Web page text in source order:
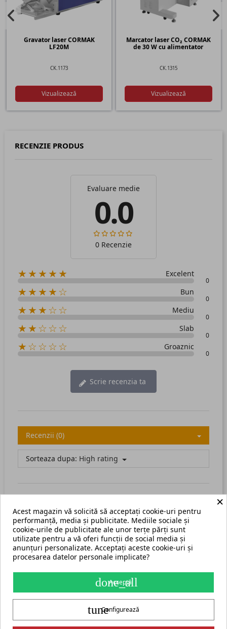
Gravator laser CORMAK
LF20M
CK.1173
Vizualizează
Marcator laser CO₂ CORMAK
de 30 W cu alimentator
CK.1315
Vizualizează
RECENZIE PRODUS
Evaluare medie
0.0
0 Recenzie
★★★★★ Excelent
0
★★★★☆ Bun
0
★★★☆☆ Mediu
0
★★☆☆☆ Slab
0
★☆☆☆☆ Groaznic
0
Scrie recenzia ta
Recenzii (0)
Sorteaza dupa: High rating
There are no available reviews.Scrie recenzia ta.
Termeni și condiții Harta site
S.C. ECHIPAMENTE ROMANIA s.r.l.
str. Grigore Ghica Voda nr. 3, Iași, cod postal 700503
contact@cormak.ro
+40 775 333 666
✆Contact
×
Acest magazin vă solicită să acceptați cookie-uri pentru
performanță, media și publicitate. Mediile sociale și
cookie-urile de publicitate ale unor terțe părți sunt
utilizate pentru a vă oferi funcții de social media și
anunțuri personalizate. Acceptați aceste cookie-uri și
procesarea datelor personale implicate?
done_all
Acceptă
tuneConfigurează